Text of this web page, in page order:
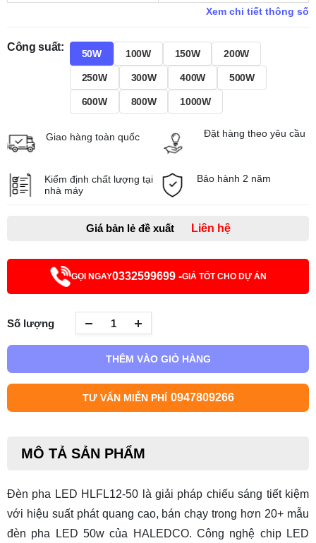
Xem chi tiết thông số
Công suất:
50W 100W 150W 200W
250W 300W 400W 500W
600W 800W 1000W
Giao hàng toàn quốc Đặt hàng theo yêu cầu
Kiểm định chất lượng tại
nhà máy
Bảo hành 2 năm
Giá bản lẻ đề xuất Liên hệ
GỌI NGAY0332599699 -GIÁ TỐT CHO DỰ ÁN
Số lượng
THÊM VÀO GIỎ HÀNG
TƯ VẤN MIỄN PHÍ 0947809266
MÔ TẢ SẢN PHẨM
Đèn pha LED HLFL12-50 là giải pháp chiếu sáng tiết kiệm
với hiệu suất phát quang cao, bán chạy trong hơn 20+ mẫu
đèn pha LED 50w của HALEDCO. Công nghệ chip LED